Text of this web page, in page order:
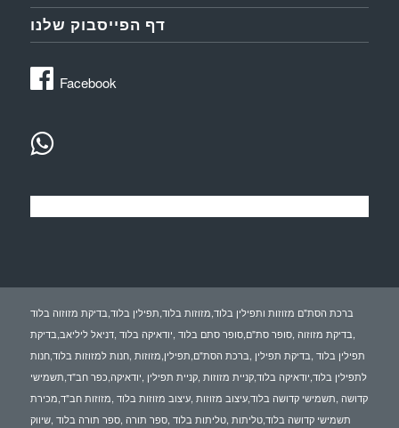
דף הפייסבוק שלנו
Facebook
ברכת הסת"ם מזוזות ותפילין בלוד,מזוזות בלוד,תפילין בלוד,בדיקת מזוזוה בלוד
,בדיקת מזוזוה ,סופר סת"ם,סופר סתם בלוד ,יודאיקה בלוד ,דניאל ליליאב,בדיקת
תפילין בלוד ,בדיקת תפילין ,ברכת הסת"ם,תפילין,מזוזות ,חנות למזוזות בלוד,חנות
לתפילין בלוד,יודאיקה בלוד,קניית מזוזות ,קניית תפילין ,יודאיקה,כפר חב"ד,תשמישי
קדושה ,תשמישי קדושה בלוד,עיצוב מזוזות ,עיצוב מזוזות בלוד ,מזוזות חב"ד,מכירת
תשמישי קדושה בלוד,טליתות ,טליתות בלוד ,ספר תורה ,ספר תורה בלוד ,שיווק